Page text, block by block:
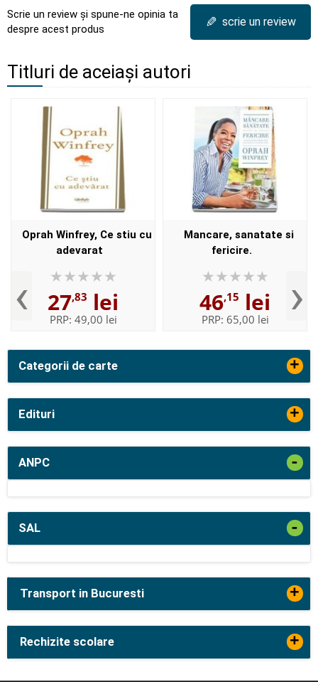
Categorii de carte +
Edituri +
ANPC -
SAL -
Scrie un review și spune-ne opinia ta
despre acest produs
✎ scrie un review
Titluri de aceiași autori
‹
Oprah Winfrey, Ce stiu cu
adevarat
27,83 lei
PRP: 49,00 lei
Mancare, sanatate si
fericire.
46,15 lei
PRP: 65,00 lei ›
Transport in Bucuresti +
Rechizite scolare +